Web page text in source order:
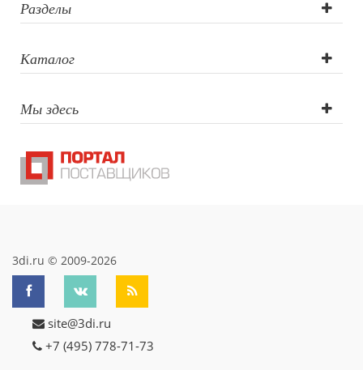
Разделы
Каталог
Мы здесь
3di.ru © 2009-2026
site@3di.ru
+7 (495) 778-71-73